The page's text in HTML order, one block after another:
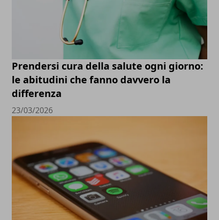
Prendersi cura della salute ogni giorno:
le abitudini che fanno davvero la
differenza
23/03/2026